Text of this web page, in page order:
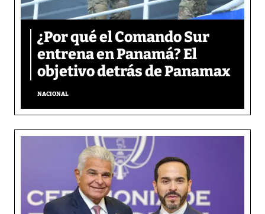
¿Por qué el Comando Sur
entrena en Panamá? El
objetivo detrás de Panamax
NACIONAL